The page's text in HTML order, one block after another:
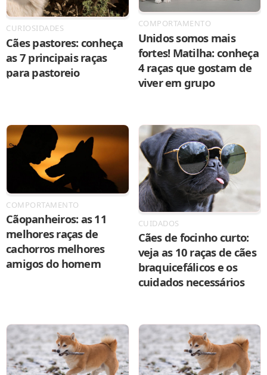
CURIOSIDADES
Cães pastores: conheça
as 7 principais raças
para pastoreio
COMPORTAMENTO
Unidos somos mais
fortes! Matilha: conheça
4 raças que gostam de
viver em grupo
COMPORTAMENTO
Cãopanheiros: as 11
melhores raças de
cachorros melhores
amigos do homem
CUIDADOS
Cães de focinho curto:
veja as 10 raças de cães
braquicefálicos e os
cuidados necessários